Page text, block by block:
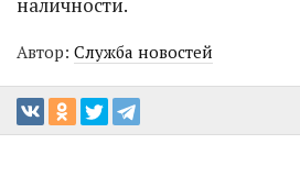
наличности.
Автор: Служба новостей